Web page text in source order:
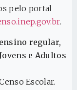
pelo portal
.
regular,
e Adultos
Escolar.